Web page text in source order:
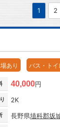
1 2
あり バス・トイ
40,000円
2K
長野県埴科郡坂